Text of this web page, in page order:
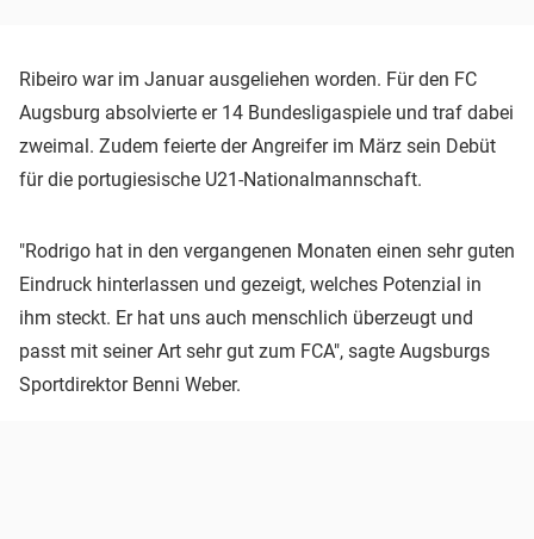
Ribeiro war im Januar ausgeliehen worden. Für den FC
Augsburg absolvierte er 14 Bundesligaspiele und traf dabei
zweimal. Zudem feierte der Angreifer im März sein Debüt
für die portugiesische U21-Nationalmannschaft.
"Rodrigo hat in den vergangenen Monaten einen sehr guten
Eindruck hinterlassen und gezeigt, welches Potenzial in
ihm steckt. Er hat uns auch menschlich überzeugt und
passt mit seiner Art sehr gut zum FCA", sagte Augsburgs
Sportdirektor Benni Weber.